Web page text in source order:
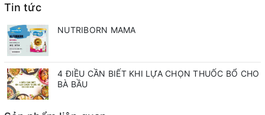
Tin tức
NUTRIBORN MAMA
4 ĐIỀU CẦN BIẾT KHI LỰA CHỌN THUỐC BỔ CHO
BÀ BẦU